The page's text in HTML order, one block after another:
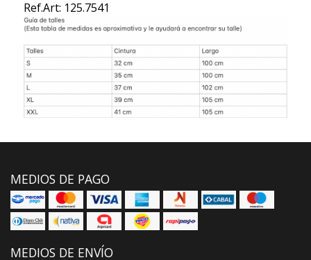
Ref.Art: 125.7541
MEDIOS DE PAGO
MEDIOS DE ENVÍO